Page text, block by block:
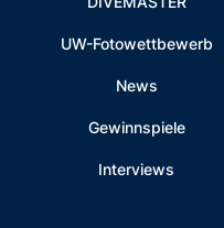
UW-Fotowettbewerb
News
Gewinnspiele
Interviews